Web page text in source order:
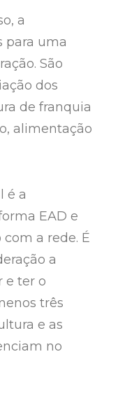
a
para uma
São
dos
de franquia
alimentação
é a
EAD e
a rede. É
a
e ter o
três
e as
no